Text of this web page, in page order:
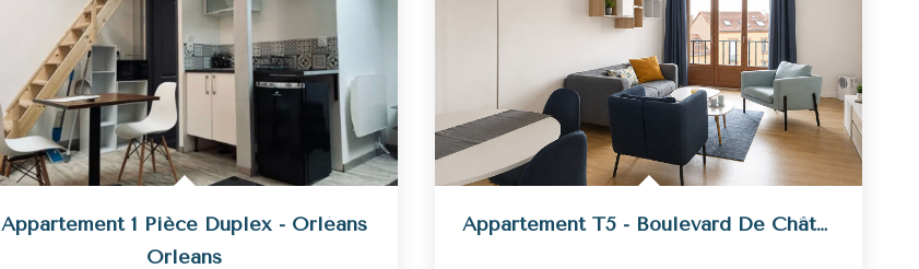
Appartement 1 Pièce Duplex - Orléans
Orleans
Appartement T5 - Boulevard De Châteaudun